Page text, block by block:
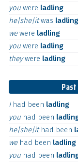
you were ladling
he|she|itwas ladling
wewere ladling
you were ladling
theywere ladling
I had been ladling
you had been
he|she|it had been
we had been ladling
you had been